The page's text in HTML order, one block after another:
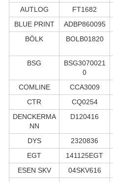
AUTLOG FT1682
BLUE PRINT
ADBP860095
BÖLK
BOLB01820
BSG
BSG3070021
0
COMLINE CCA3009
CTR
CQ0254
DENCKERMA
NN
D120416
DYS 2320836
EGT
141125EGT
ESEN SKV
04SKV616